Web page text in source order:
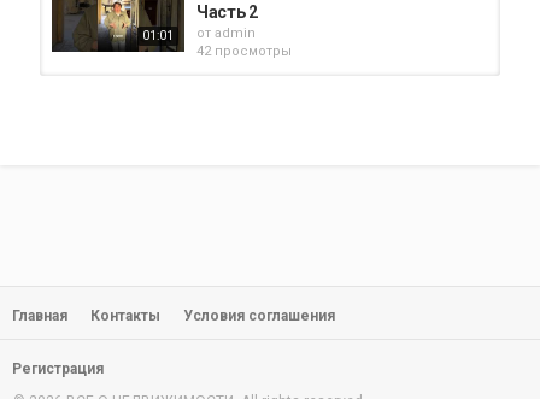
01:01
Часть 2
от admin
42 просмотры
Покупка квартиры в Колпино
Главная Контакты Условия соглашения
Регистрация